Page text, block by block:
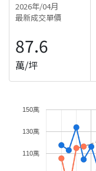
2026年/04月
最新成交單價
87.6
萬/坪
110萬
130萬
150萬